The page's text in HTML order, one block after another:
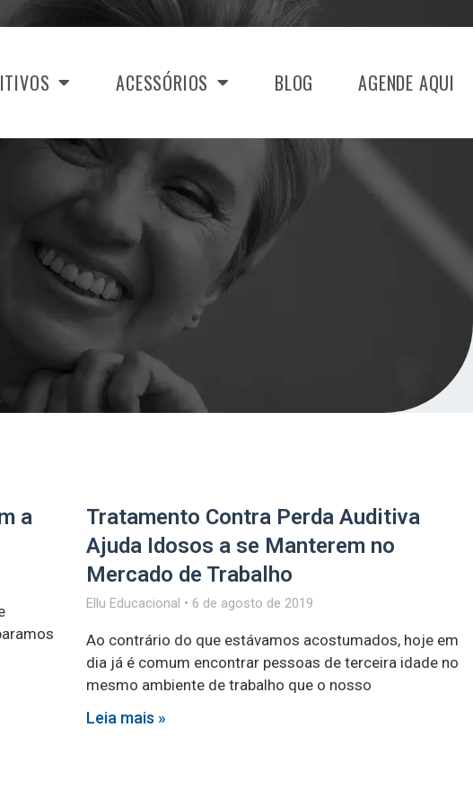
ACESSÓRIOS BLOG AGENDE AQUI
a
Tratamento Contra Perda Auditiva
Ajuda Idosos a se Manterem no
Mercado de Trabalho
Ellu Educacional 6 de agosto de 2019
Ao contrário do que estávamos acostumados, hoje em
dia já é comum encontrar pessoas de terceira idade no
mesmo ambiente de trabalho que o nosso
Leia mais »